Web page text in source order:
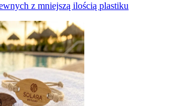
z mniejszą ilością plastiku